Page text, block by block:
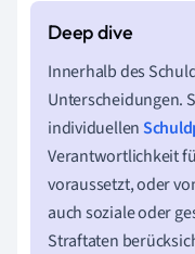
Innerhalb des
Unterscheidungen.
individuellen
Verantwortlichkeit
voraussetzt, oder
auch soziale oder
Straftaten